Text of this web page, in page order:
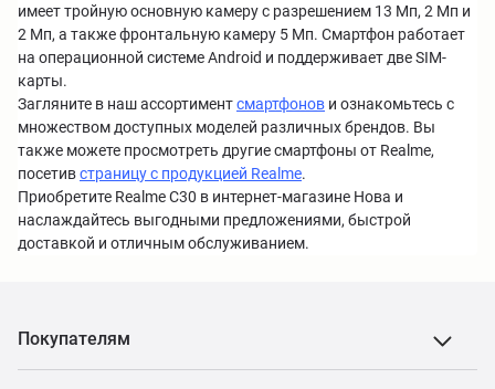
имеет тройную основную камеру с разрешением 13 Мп, 2 Мп и
2 Мп, а также фронтальную камеру 5 Мп. Смартфон работает
на операционной системе Android и поддерживает две SIM-
карты.
Загляните в наш ассортиментсмартфонов и ознакомьтесь с
множеством доступных моделей различных брендов. Вы
также можете просмотреть другие смартфоны от Realme,
посетивстраницу с продукцией Realme.
Приобретите Realme C30 в интернет-магазине Нова и
наслаждайтесь выгодными предложениями, быстрой
доставкой и отличным обслуживанием.
Покупателям